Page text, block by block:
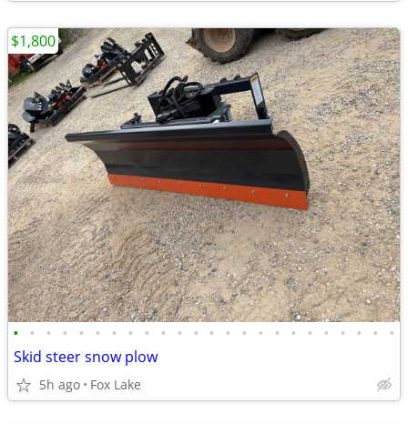
• • • • • • • • • • • • • • • • • • • • • • • •
Skid steer snow plow
5h ago Fox Lake
$1,800